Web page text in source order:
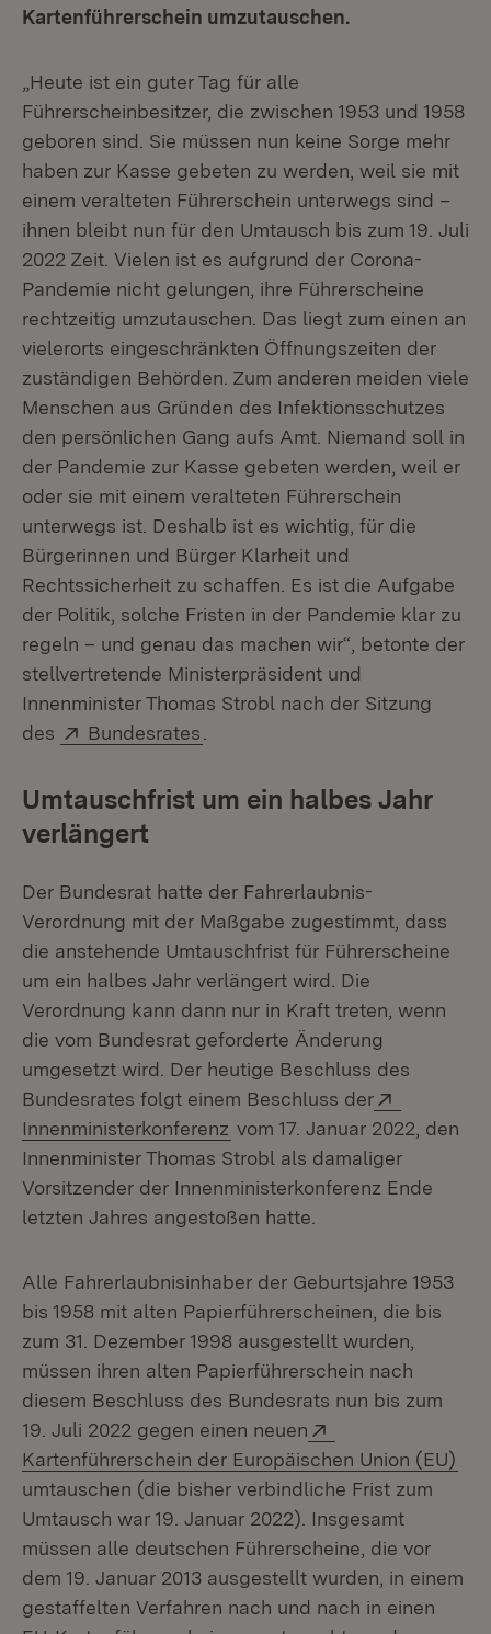
Kartenführerschein umzutauschen.
„Heute ist ein guter Tag für alle
Führerscheinbesitzer, die zwischen 1953 und 1958
geboren sind. Sie müssen nun keine Sorge mehr
haben zur Kasse gebeten zu werden, weil sie mit
einem veralteten Führerschein unterwegs sind –
ihnen bleibt nun für den Umtausch bis zum 19. Juli
2022 Zeit. Vielen ist es aufgrund der Corona-
Pandemie nicht gelungen, ihre Führerscheine
rechtzeitig umzutauschen. Das liegt zum einen an
vielerorts eingeschränkten Öffnungszeiten der
zuständigen Behörden. Zum anderen meiden viele
Menschen aus Gründen des Infektionsschutzes
den persönlichen Gang aufs Amt. Niemand soll in
der Pandemie zur Kasse gebeten werden, weil er
oder sie mit einem veralteten Führerschein
unterwegs ist. Deshalb ist es wichtig, für die
Bürgerinnen und Bürger Klarheit und
Rechtssicherheit zu schaffen. Es ist die Aufgabe
der Politik, solche Fristen in der Pandemie klar zu
regeln – und genau das machen wir“, betonte der
stellvertretende Ministerpräsident und
Innenminister Thomas Strobl nach der Sitzung
des
Extern:
Bundesrates
Umtauschfrist um ein halbes Jahr
verlängert
Der Bundesrat hatte der Fahrerlaubnis-
Verordnung mit der Maßgabe zugestimmt, dass
die anstehende Umtauschfrist für Führerscheine
um ein halbes Jahr verlängert wird. Die
Verordnung kann dann nur in Kraft treten, wenn
die vom Bundesrat geforderte Änderung
umgesetzt wird. Der heutige Beschluss des
Bundesrates folgt einem Beschluss der
Innenministerkonferenz (Öffnet in neuem Fenster)
vom 17. Januar 2022, den
Innenminister Thomas Strobl als damaliger
Vorsitzender der Innenministerkonferenz Ende
letzten Jahres angestoßen hatte.
Alle Fahrerlaubnisinhaber der Geburtsjahre 1953
bis 1958 mit alten Papierführerscheinen, die bis
zum 31. Dezember 1998 ausgestellt wurden,
müssen ihren alten Papierführerschein nach
diesem Beschluss des Bundesrats nun bis zum
19. Juli 2022 gegen einen neuen
Kartenführerschein der Europäischen Union (EU)
umtauschen (die bisher verbindliche Frist zum
Umtausch war 19. Januar 2022). Insgesamt
müssen alle deutschen Führerscheine, die vor
dem 19. Januar 2013 ausgestellt wurden, in einem
gestaffelten Verfahren nach und nach in einen